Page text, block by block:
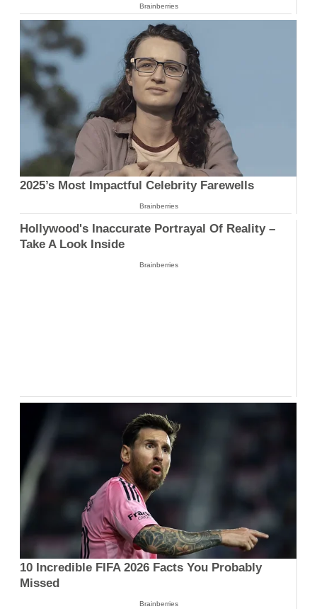
Brainberries
2025’s Most Impactful Celebrity Farewells
Brainberries
Hollywood's Inaccurate Portrayal Of Reality –
Take A Look Inside
Brainberries
10 Incredible FIFA 2026 Facts You Probably
Missed
Brainberries